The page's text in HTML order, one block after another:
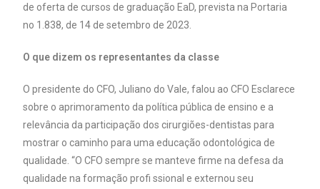
de oferta de cursos de graduação EaD, prevista na Portaria
no 1.838, de 14 de setembro de 2023.
O que dizem os representantes da classe
O presidente do CFO, Juliano do Vale, falou ao CFO Esclarece
sobre o aprimoramento da política pública de ensino e a
relevância da participação dos cirurgiões-dentistas para
mostrar o caminho para uma educação odontológica de
qualidade. “O CFO sempre se manteve firme na defesa da
qualidade na formação profi ssional e externou seu